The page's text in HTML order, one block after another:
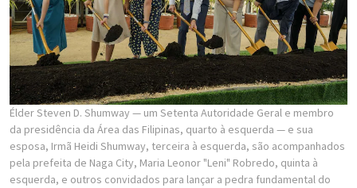
Élder Steven D. Shumway — um Setenta Autoridade Geral e membro
da presidência da Área das Filipinas, quarto à esquerda — e sua
esposa, Irmã Heidi Shumway, terceira à esquerda, são acompanhados
pela prefeita de Naga City, Maria Leonor "Leni" Robredo, quinta à
esquerda, e outros convidados para lançar a pedra fundamental do